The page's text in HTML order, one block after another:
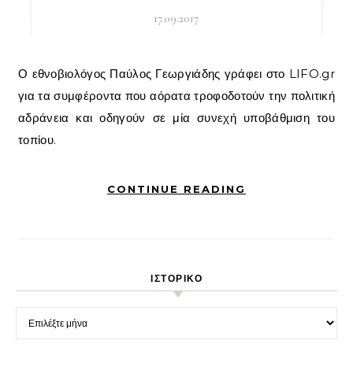
17.09.2017
Ο εθνοβιολόγος Παύλος Γεωργιάδης γράφει στο LIFO.gr
για τα συμφέροντα που αόρατα τροφοδοτούν την πολιτική
αδράνεια και οδηγούν σε μία συνεχή υποβάθμιση του
τοπίου.
CONTINUE READING
ΙΣΤΟΡΙΚΌ